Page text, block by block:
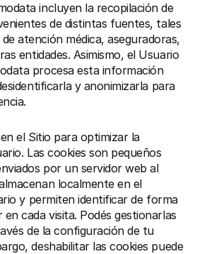
incluyen la recopilación de
de distintas fuentes, tales
atención médica, aseguradoras,
entidades. Asimismo, el Usuario
procesa esta información
y anonimizarla para
el Sitio para optimizar la
Las cookies son pequeños
por un servidor web al
localmente en el
y permiten identificar de forma
en cada visita. Podés gestionarlas
de la configuración de tu
deshabilitar las cookies puede